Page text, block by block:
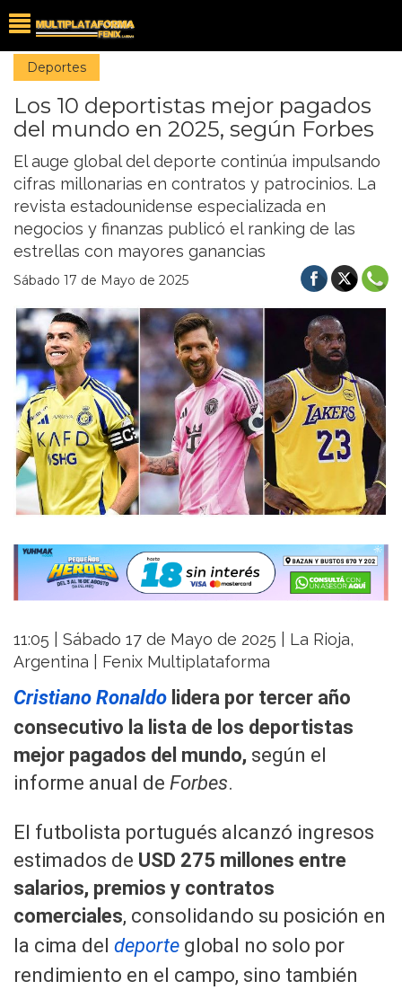
Deportes
Los 10 deportistas mejor pagados
del mundo en 2025, según Forbes
El auge global del deporte continúa impulsando
cifras millonarias en contratos y patrocinios. La
revista estadounidense especializada en
negocios y finanzas publicó el ranking de las
estrellas con mayores ganancias
Sábado 17 de Mayo de 2025
11:05 | Sábado 17 de Mayo de 2025 | La Rioja,
Argentina | Fenix Multiplataforma
Cristiano Ronaldo lidera por tercer año
consecutivo la lista de los deportistas
mejor pagados del mundo, según el
informe anual de Forbes.
El futbolista portugués alcanzó ingresos
estimados de USD 275 millones entre
salarios, premios y contratos
comerciales, consolidando su posición en
la cima del deporte global no solo por
rendimiento en el campo, sino también